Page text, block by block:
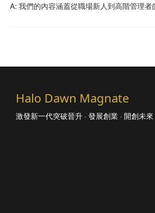
A: 我們的內容涵蓋從職場新人到高階管理
Halo Dawn Magnate
激發新一代突破晉升 · 發展創業 · 開創未來